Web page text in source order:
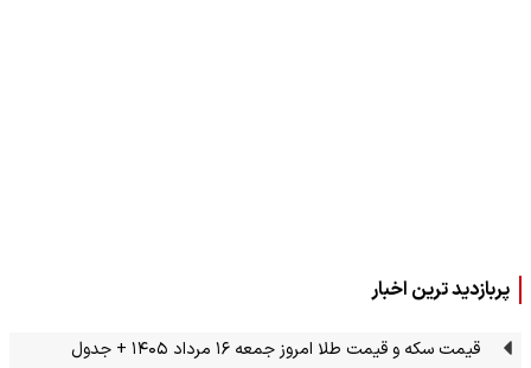
پربازدید ترین اخبار
قیمت سکه و قیمت طلا امروز جمعه ۱۶ مرداد ۱۴۰۵ + جدول